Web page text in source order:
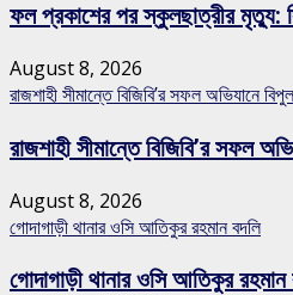
ফল প্রকাশের পর স্কুলছাত্রীর মৃত্যু:
August 8, 2026
রাজশাহী সীমান্তে বিজিবি’র সফল অভিযানে
রাজশাহী সীমান্তে বিজিবি’র সফল
August 8, 2026
গোদাগাড়ী থানার ওসি আতিকুর রহমান বদলি
গোদাগাড়ী থানার ওসি আতিকুর রহমান